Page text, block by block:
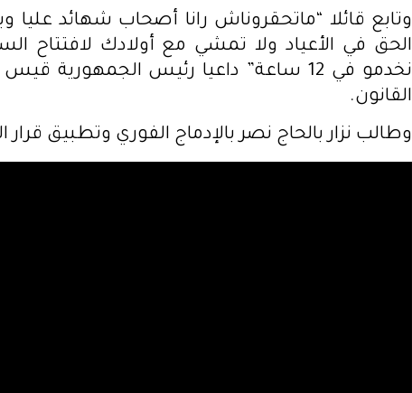
وتابع قائلا “ماتحقروناش رانا أصحاب شهائد عليا
الحق في الأعياد ولا تمشي مع أولادك لافتتاح
نخدمو في 12 ساعة” داعيا رئيس
القانون.
وطالب نزار بالحاج نصر بالإدماج الفوري وتطبيق